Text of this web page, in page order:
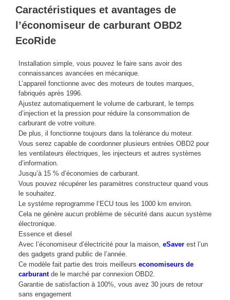
Caractéristiques et avantages de
l’économiseur de carburant OBD2
EcoRide
Installation simple, vous pouvez le faire sans avoir des
connaissances avancées en mécanique.
L’appareil fonctionne avec des moteurs de toutes marques,
fabriqués après 1996.
Ajustez automatiquement le volume de carburant, le temps
d’injection et la pression pour réduire la consommation de
carburant de votre voiture.
De plus, il fonctionne toujours dans la tolérance du moteur.
Vous serez capable de coordonner plusieurs entrées OBD2 pour
les ventilateurs électriques, les injecteurs et autres systèmes
d’information.
Jusqu’à 15 % d’économies de carburant.
Vous pouvez récupérer les paramètres constructeur quand vous
le souhaitez.
Le système reprogramme l’ECU tous les 1000 km environ.
Cela ne génère aucun problème de sécurité dans aucun système
électronique.
Essence et diesel
Avec l’économiseur d’électricité pour la maison, eSaver est l’un
des gadgets grand public de l’année.
Ce modèle fait partie des trois meilleurs economiseurs de
carburantde le marché par connexion OBD2.
Garantie de satisfaction à 100%, vous avez 30 jours de retour
sans engagement